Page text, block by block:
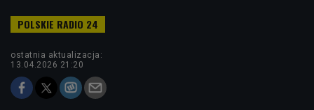
ostatnia aktualizacja:
13.04.2026 21:20